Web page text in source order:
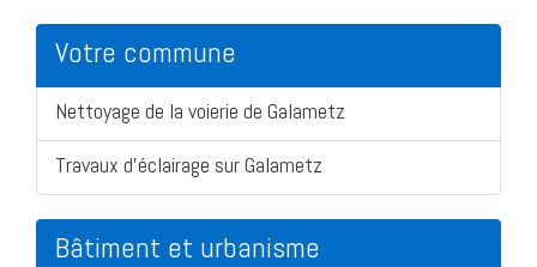
Votre commune
Nettoyage de la voierie de Galametz
Travaux d'éclairage sur Galametz
Bâtiment et urbanisme